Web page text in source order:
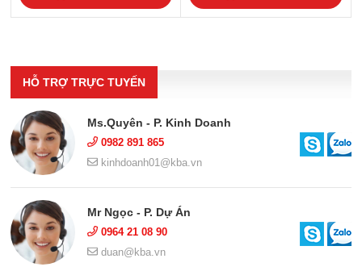
HỖ TRỢ TRỰC TUYẾN
Ms.Quyên - P. Kinh Doanh
0982 891 865
kinhdoanh01@kba.vn
Mr Ngọc - P. Dự Án
0964 21 08 90
duan@kba.vn